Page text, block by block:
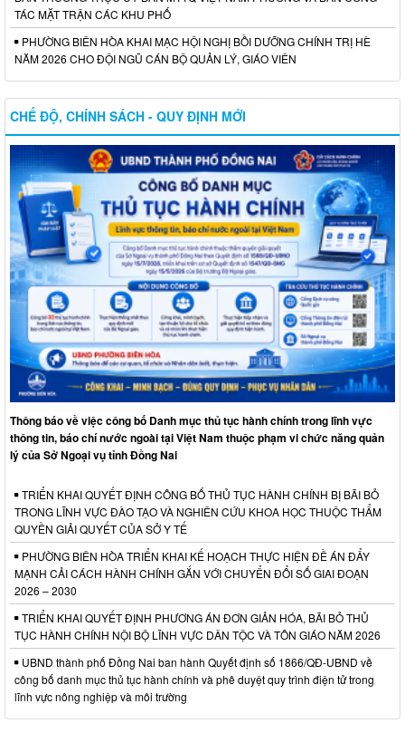
TÁC MẶT TRẬN CÁC KHU PHỐ
PHƯỜNG BIÊN HÒA KHAI MẠC HỘI NGHỊ BỒI DƯỠNG CHÍNH TRỊ HÈ
NĂM 2026 CHO ĐỘI NGŨ CÁN BỘ QUẢN LÝ, GIÁO VIÊN
CHẾ ĐỘ, CHÍNH SÁCH - QUY ĐỊNH MỚI
Thông báo về việc công bố Danh mục thủ tục hành chính trong lĩnh vực
thông tin, báo chí nước ngoài tại Việt Nam thuộc phạm vi chức năng quản
lý của Sở Ngoại vụ tỉnh Đồng Nai
TRIỂN KHAI QUYẾT ĐỊNH CÔNG BỐ THỦ TỤC HÀNH CHÍNH BỊ BÃI BỎ
TRONG LĨNH VỰC ĐÀO TẠO VÀ NGHIÊN CỨU KHOA HỌC THUỘC THẨM
QUYỀN GIẢI QUYẾT CỦA SỞ Y TẾ
PHƯỜNG BIÊN HÒA TRIỂN KHAI KẾ HOẠCH THỰC HIỆN ĐỀ ÁN ĐẨY
MẠNH CẢI CÁCH HÀNH CHÍNH GẮN VỚI CHUYỂN ĐỔI SỐ GIAI ĐOẠN
2026 – 2030
TRIỂN KHAI QUYẾT ĐỊNH PHƯƠNG ÁN ĐƠN GIẢN HÓA, BÃI BỎ THỦ
TỤC HÀNH CHÍNH NỘI BỘ LĨNH VỰC DÂN TỘC VÀ TÔN GIÁO NĂM 2026
UBND thành phố Đồng Nai ban hành Quyết định số 1866/QĐ-UBND về
công bố danh mục thủ tục hành chính và phê duyệt quy trình điện tử trong
lĩnh vực nông nghiệp và môi trường